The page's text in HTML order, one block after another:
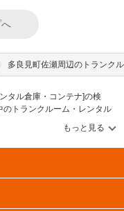
多良見町佐瀬周辺のトランク
タル倉庫・コンテナ]の検
トランクルーム・レンタル
りたい地域から探して、広
出し入れ可能などの希望条件
収納スペースを簡単に探せ
気になるトランクルームを